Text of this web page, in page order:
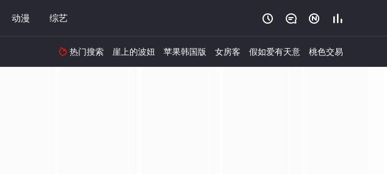
动漫 综艺    
 热门搜索 崖上的波妞 苹果韩国版 女房客 假如爱有天意 桃色交易